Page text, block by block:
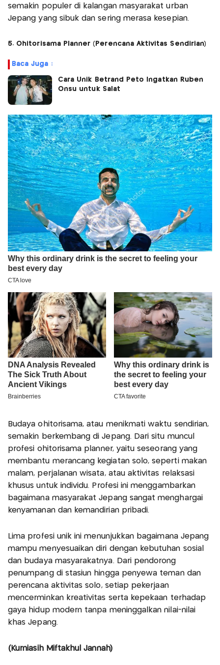
semakin populer di kalangan masyarakat urban
Jepang yang sibuk dan sering merasa kesepian.
5. Ohitorisama Planner (Perencana Aktivitas Sendirian)
Baca Juga :
Cara Unik Betrand Peto Ingatkan Ruben
Onsu untuk Salat
Budaya ohitorisama, atau menikmati waktu sendirian,
semakin berkembang di Jepang. Dari situ muncul
profesi ohitorisama planner, yaitu seseorang yang
membantu merancang kegiatan solo, seperti makan
malam, perjalanan wisata, atau aktivitas relaksasi
khusus untuk individu. Profesi ini menggambarkan
bagaimana masyarakat Jepang sangat menghargai
kenyamanan dan kemandirian pribadi.
Lima profesi unik ini menunjukkan bagaimana Jepang
mampu menyesuaikan diri dengan kebutuhan sosial
dan budaya masyarakatnya. Dari pendorong
penumpang di stasiun hingga penyewa teman dan
perencana aktivitas solo, setiap pekerjaan
mencerminkan kreativitas serta kepekaan terhadap
gaya hidup modern tanpa meninggalkan nilai-nilai
khas Jepang.
(Kurniasih Miftakhul Jannah)